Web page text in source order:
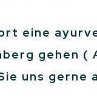
eine
gehen (
uns gerne